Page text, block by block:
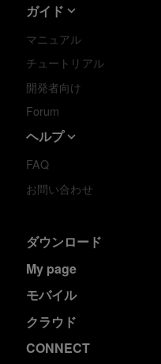
ガイド
マニュアル
チュートリアル
開発者向け
Forum
ヘルプ
FAQ
お問い合わせ
ダウンロード
My page
モバイル
クラウド
CONNECT